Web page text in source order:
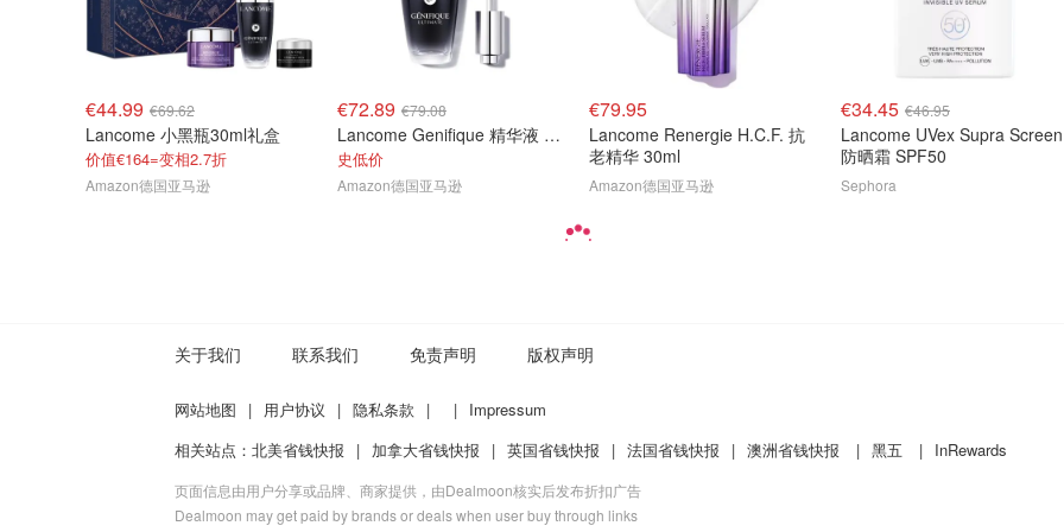
€44.99 €69.62
Lancome 小黑瓶30ml礼盒
价值€164=变相2.7折
Amazon德国亚马逊
€72.89 €79.08
Lancome Genifique 精华液 保湿抗老 50ml
史低价
Amazon德国亚马逊
€79.95
Lancome Renergie H.C.F. 抗
老精华 30ml
Amazon德国亚马逊
€34.45 €46.95
Lancome UVex Supra Screen
防晒霜 SPF50
Sephora
关于我们 联系我们 免责声明 版权声明
网站地图 | 用户协议 | 隐私条款 | | Impressum
相关站点： 北美省钱快报 | 加拿大省钱快报 | 英国省钱快报 | 法国省钱快报 | 澳洲省钱快报 | 黑五 | InRewards
页面信息由用户分享或品牌、商家提供，由Dealmoon核实后发布折扣广告
Dealmoon may get paid by brands or deals when user buy through links